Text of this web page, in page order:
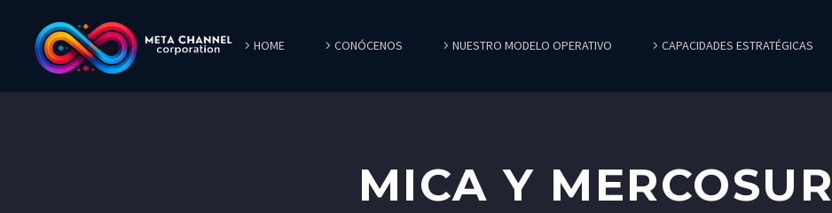
HOME CONÓCENOS NUESTRO MODELO OPERATIVO CAPACIDADES ESTRATÉGICAS
MICA Y MERCOSUR